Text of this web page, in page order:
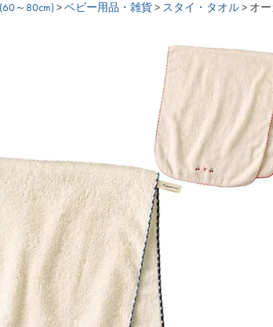
～80cm) ベビー用品・雑貨 スタイ・タオル オ